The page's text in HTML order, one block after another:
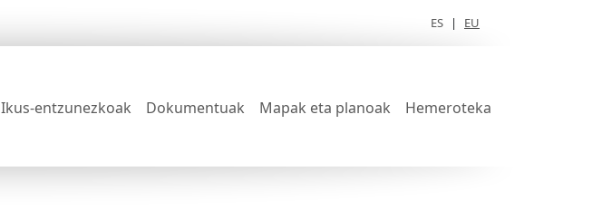
ES | EU
Ikus-entzunezkoak Dokumentuak Mapak eta planoak Hemeroteka